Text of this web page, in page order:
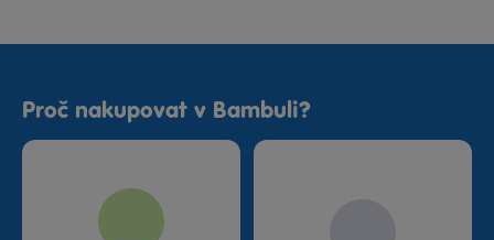
Proč nakupovat v Bambuli?